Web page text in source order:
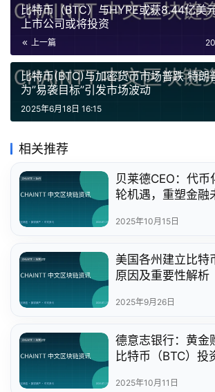
比特币（BTC）与HYPE或获8.44亿美
上市公司或将投资
上一篇
比特币(BTC)与加密货币市场普跌 特朗
为”易袭目标”引发市场波动
2025年6月18日 16:15
相关推荐
贝莱德CEO：代
轮机遇，重塑金融
2025年10月15日
美国各州建立比特
原因及重要性解析
2025年9月26日
德意志银行：黄金
比特币（BTC）投
2025年10月11日